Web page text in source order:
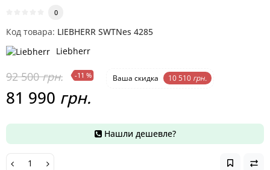
0
Код товара: LIEBHERR SWTNes 4285
Liebherr
92 500грн. -11 % Ваша cкидка 10 510 грн.
81 990 грн.
Нашли дешевле?